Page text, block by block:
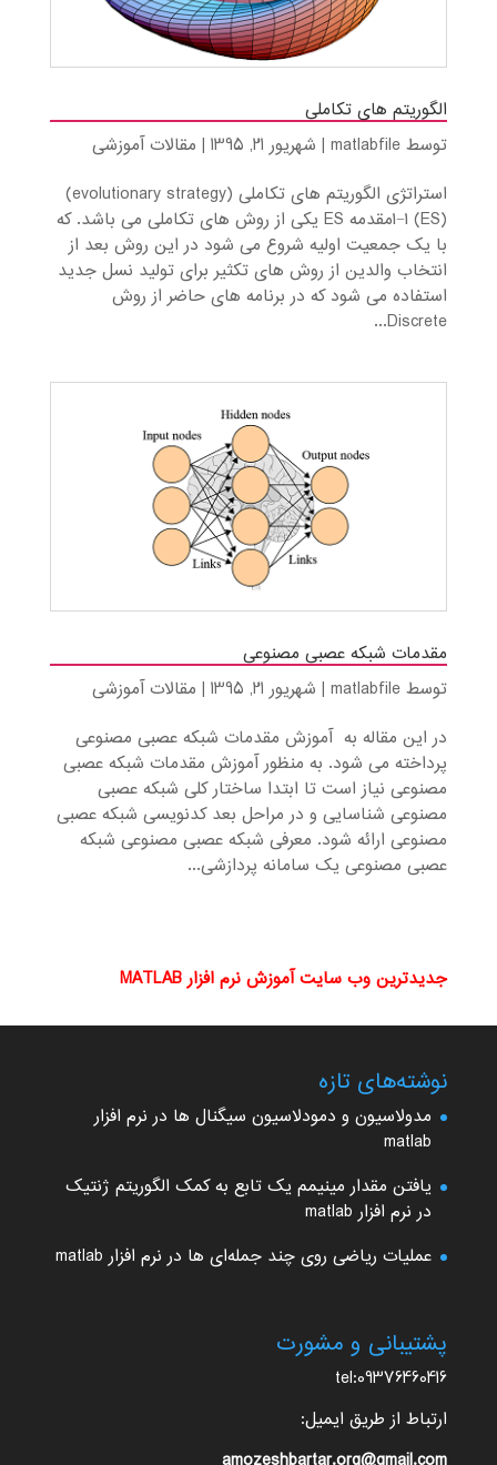
الگوریتم های تکاملی
توسطmatlabfile
| شهریور 21, 1395 | مقالات آموزشی
استراتژی الگوریتم های تکاملی (evolutionary strategy)
(ES) ۱−۱مقدمه ES یکی از روش های تکاملی می باشد. که
با یک جمعیت اولیه شروع می شود در این روش بعد از
انتخاب والدین از روش های تکثیر برای تولید نسل جدید
استفاده می شود که در برنامه های حاضر از روش
Discrete...
مقدمات شبکه عصبی مصنوعی
توسطmatlabfile
| شهریور 21, 1395 | مقالات آموزشی
در این مقاله به آموزش مقدمات شبکه عصبی مصنوعی
پرداخته می شود. به منظور آموزش مقدمات شبکه عصبی
مصنوعی نیاز است تا ابتدا ساختار کلی شبکه عصبی
مصنوعی شناسایی و در مراحل بعد کدنویسی شبکه عصبی
مصنوعی ارائه شود. معرفی شبکه عصبی مصنوعی شبکه
عصبی مصنوعی یک سامانه پردازشی...
جدیدترین وب سایت آموزش نرم افزار MATLAB
نوشته‌های تازه
مدولاسیون و دمودلاسیون سیگنال ها در نرم افزار
matlab
یافتن مقدار مینیمم یک تابع به کمک الگوریتم ژنتیک
در نرم افزار matlab
عملیات ریاضی روی چند جمله‌ای ها در نرم افزار matlab
پشتیبانی و مشورت
tel:09376460416
ارتباط از طریق ایمیل: